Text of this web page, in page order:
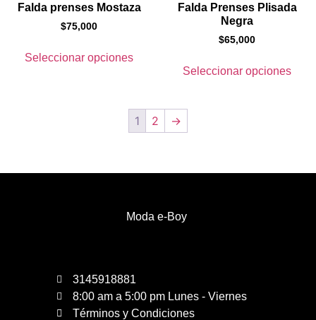
Falda prenses Mostaza
$75,000
Seleccionar opciones
Falda Prenses Plisada
Negra
$65,000
Seleccionar opciones
1 2 →
Moda e-Boy
3145918881
8:00 am a 5:00 pm Lunes - Viernes
Términos y Condiciones